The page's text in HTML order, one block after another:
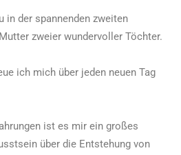
in der spannenden zweiten
zweier wundervoller Töchter.
ich mich über jeden neuen Tag
ist es mir ein großes
über die Entstehung von